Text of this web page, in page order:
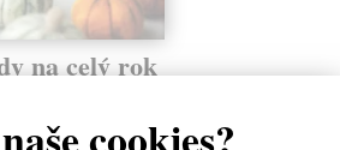
na celý rok
informácie o druhoch vlny a potrebných